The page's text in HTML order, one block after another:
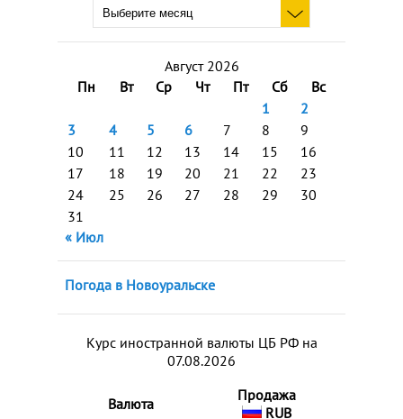
Август 2026
Пн
Вт Ср Чт Пт Сб
Вс
1
2
3
4 5 6 7 8
9
10
11 12 13 14 15
16
17
18 19 20 21 22
23
24
25 26 27 28 29
30
31
« Июл
Погода в Новоуральске
Курс иностранной валюты ЦБ РФ на
07.08.2026
Валюта
Продажа
RUB